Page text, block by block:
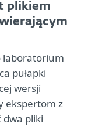
plikiem
laboratorium
pułapki
wersji
ekspertom z
dwa pliki